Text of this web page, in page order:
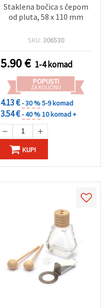
Staklena bočica s čepom
od pluta, 58 x 110 mm
SKU: 306530
5.90€ 1-4 komad
POPUSTI
ZA KOLIČINU
4.13 €- 30 %5-9 komad
3.54 €- 40 %10 komad +
KUPI